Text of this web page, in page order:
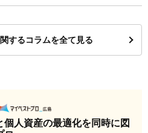
するコラムを全て見る
個人資産の最適化を同時に図